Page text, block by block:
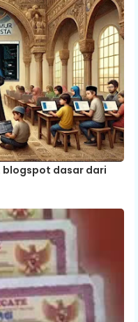
blogspot dasar dari